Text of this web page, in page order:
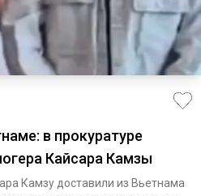
в прокуратуре
Кайсара Камзы
Камзу доставили из Вьетнама